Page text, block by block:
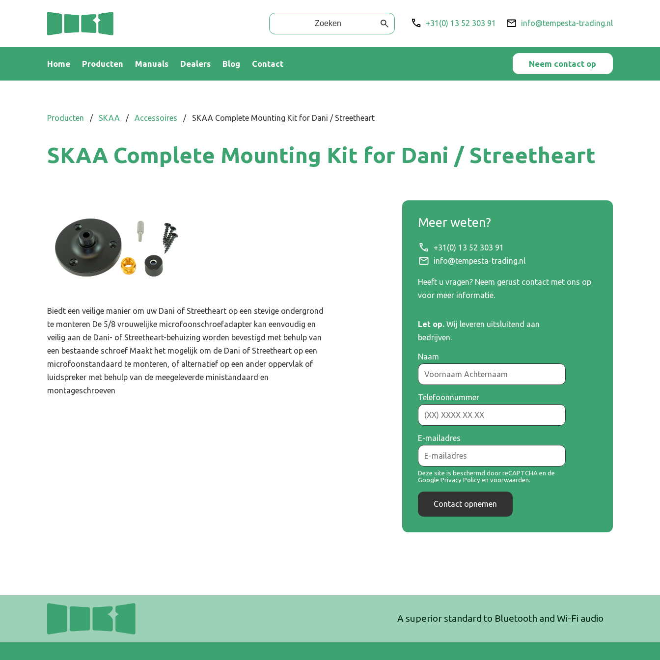
+31(0) 13 52 303 91 info@tempesta-trading.nl
Home Producten Manuals Dealers Blog Contact Neem contact op
Producten / SKAA / Accessoires / SKAA Complete Mounting Kit for Dani / Streetheart
SKAA Complete Mounting Kit for Dani / Streetheart
Biedt een veilige manier om uw Dani of Streetheart op een stevige ondergrond
te monteren De 5/8 vrouwelijke microfoonschroefadapter kan eenvoudig en
veilig aan de Dani- of Streetheart-behuizing worden bevestigd met behulp van
een bestaande schroef Maakt het mogelijk om de Dani of Streetheart op een
microfoonstandaard te monteren, of alternatief op een ander oppervlak of
luidspreker met behulp van de meegeleverde ministandaard en
montageschroeven
Meer weten?
+31(0) 13 52 303 91
info@tempesta-trading.nl
Heeft u vragen? Neem gerust contact met ons op
voor meer informatie.
Let op. Wij leveren uitsluitend aan
bedrijven.
Naam
Telefoonnummer
E-mailadres
Deze site is beschermd door reCAPTCHA en de
GooglePrivacy Policy envoorwaarden.
Contact opnemen
A superior standard to Bluetooth and Wi-Fi audio
Telefoonnummer
E-mailadres